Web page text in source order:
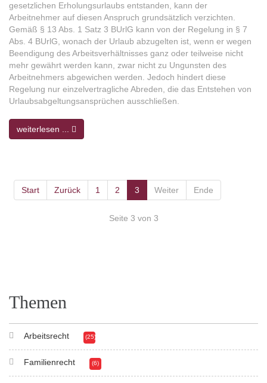
gesetzlichen Erholungsurlaubs entstanden, kann der
Arbeitnehmer auf diesen Anspruch grundsätzlich verzichten.
Gemäß § 13 Abs. 1 Satz 3 BUrlG kann von der Regelung in § 7
Abs. 4 BUrlG, wonach der Urlaub abzugelten ist, wenn er wegen
Beendigung des Arbeitsverhältnisses ganz oder teilweise nicht
mehr gewährt werden kann, zwar nicht zu Ungunsten des
Arbeitnehmers abgewichen werden. Jedoch hindert diese
Regelung nur einzelvertragliche Abreden, die das Entstehen von
Urlaubsabgeltungsansprüchen ausschließen.
weiterlesen ...
Start Zurück 1 2 3 Weiter Ende
Seite 3 von 3
Themen
Arbeitsrecht (25)
Familienrecht (6)